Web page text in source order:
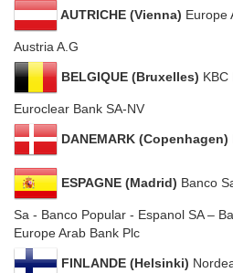
AUTRICHE (Vienna) Europe
Austria A.G
BELGIQUE (Bruxelles) KBC
Euroclear Bank SA‐NV
DANEMARK (Copenhagen)
ESPAGNE (Madrid) Banco
Sa ‐ Banco Popular ‐ Espanol SA –
Europe Arab Bank Plc
FINLANDE (Helsinki)